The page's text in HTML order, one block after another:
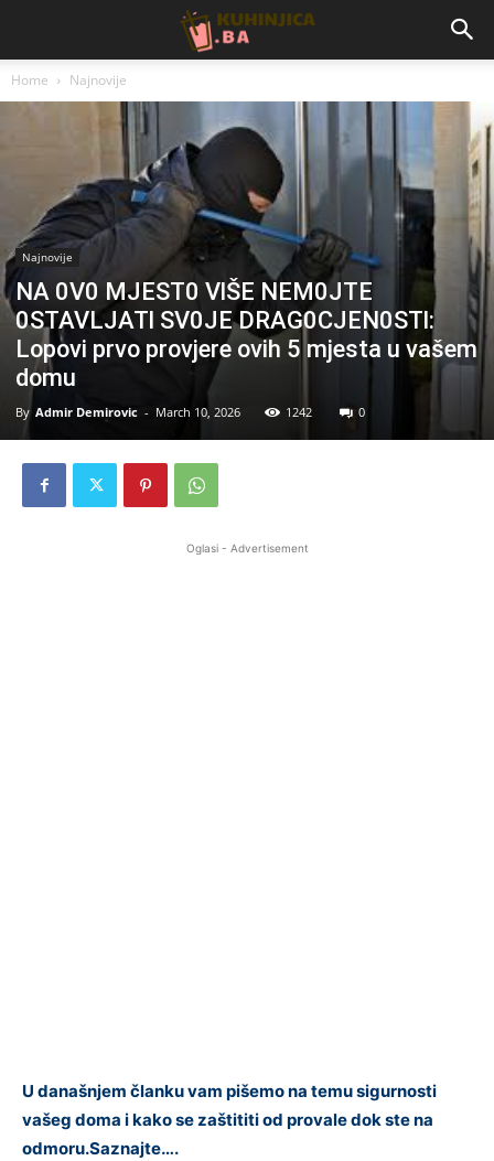
Home Najnovije
Najnovije
NA 0V0 MJEST0 VlŠE NEM0JTE
0STAVLJATl SV0JE DRAG0CJEN0STl:
Lopovi prvo provjere ovih 5 mjesta u vašem
domu
By Admir Demirovic - March 10, 2026 1242 0
Oglasi - Advertisement
U današnjem članku vam pišemo na temu sigurnosti
vašeg doma i kako se zaštititi od provale dok ste na
odmoru.Saznajte….